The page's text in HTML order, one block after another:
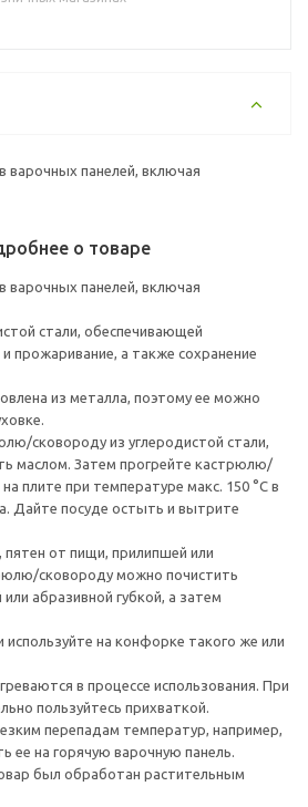
варочных панелей, включая
о товаре
варочных панелей, включая
стали, обеспечивающей
прожаривание, а также сохранение
из металла, поэтому ее можно
сковороду из углеродистой стали,
маслом. Затем прогрейте кастрюлю/
плите при температуре макс. 150 °С в
Дайте посуде остыть и вытрите
от пищи, прилипшей или
сковороду можно почистить
абразивной губкой, а затем
используйте на конфорке такого же или
в процессе использования. При
пользуйтесь прихваткой.
перепадам температур, например,
ее на горячую варочную панель.
был обработан растительным